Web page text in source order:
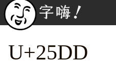
U+25DD